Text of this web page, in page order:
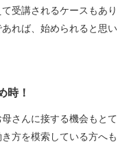
受講されるケースもあり
れば、始められると思い
時！
さんに接する機会もとて
方を模索している方へも